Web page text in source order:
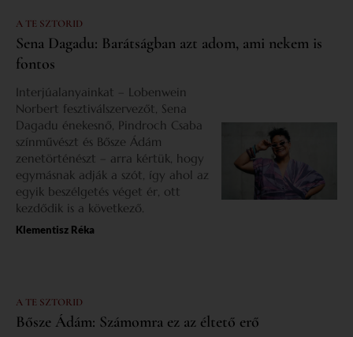
A TE SZTORID
Sena Dagadu: Barátságban azt adom, ami nekem is
fontos
Interjúalanyainkat – Lobenwein
Norbert fesztiválszervezőt, Sena
Dagadu énekesnő, Pindroch Csaba
színművészt és Bősze Ádám
zenetörténészt – arra kértük, hogy
egymásnak adják a szót, így ahol az
egyik beszélgetés véget ér, ott
kezdődik is a következő.
Klementisz Réka
A TE SZTORID
Bősze Ádám: Számomra ez az éltető erő